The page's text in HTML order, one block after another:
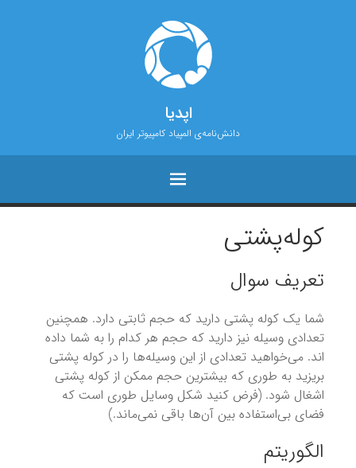
اپدیا
دانش‌نامه‌ی المپیاد کامپیوتر ایران
کوله‌پشتی
تعریف سوال
شما یک کوله پشتی دارید که حجم ثابتی دارد. همچنین
تعدادی وسیله نیز دارید که حجم هر کدام را به شما داده
اند. می‌خواهید تعدادی از این وسیله‌ها را در کوله پشتی
بریزید به طوری که بیشترین حجم ممکن از کوله پشتی
اشغال شود. (فرض کنید شکل وسایل طوری است که
فضای بی‌استفاده بین آن‌ها باقی نمی‌ماند.)
الگوریتم